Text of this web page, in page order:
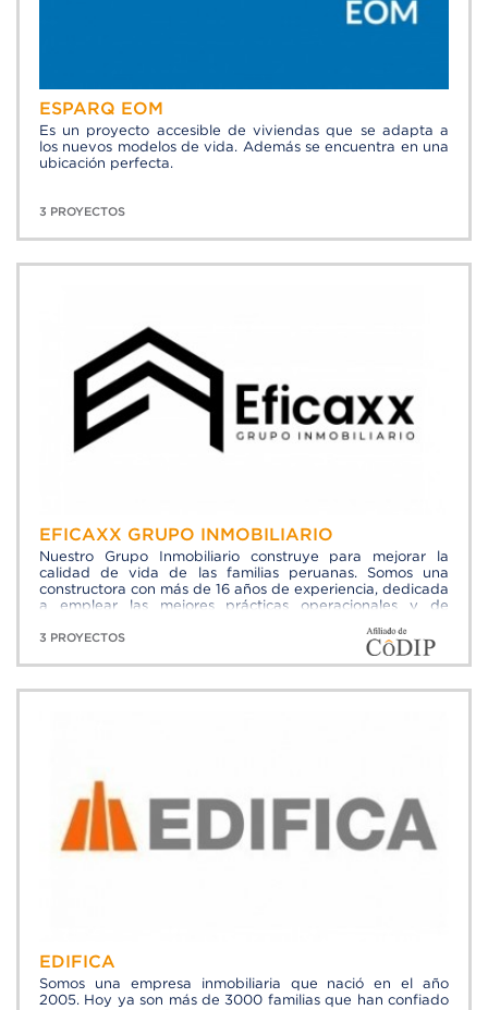
ESPARQ EOM
Es un proyecto accesible de viviendas que se adapta a
los nuevos modelos de vida. Además se encuentra en una
ubicación perfecta.
3 PROYECTOS
EFICAXX GRUPO INMOBILIARIO
Nuestro Grupo Inmobiliario construye para mejorar la
calidad de vida de las familias peruanas. Somos una
constructora con más de 16 años de experiencia, dedicada
a emplear las mejores prácticas operacionales y de
con los objetivos planteados y para ello contamos con
personal dedicado, innovador y comprometido con la
mejora continua de nuestros proyectos. Utilizando nuevas
tecnologías, orientado siempre a tener altos estándares
3 PROYECTOS
EDIFICA
Somos una empresa inmobiliaria que nació en el año
2005. Hoy ya son más de 3000 familias que han confiado